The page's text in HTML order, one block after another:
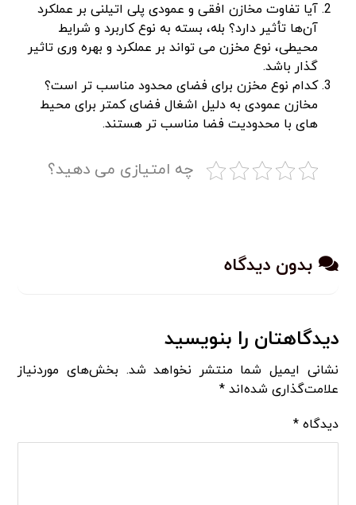
آیا تفاوت مخازن افقی و عمودی پلی اتیلنی بر عملکرد
آن‌ها تأثیر دارد؟ بله، بسته به نوع کاربرد و شرایط
محیطی، نوع مخزن می‌ تواند بر عملکرد و بهره‌ وری تاثیر
گذار باشد.
کدام نوع مخزن برای فضای محدود مناسب‌ تر است؟
مخازن عمودی به دلیل اشغال فضای کمتر برای محیط‌
های با محدودیت فضا مناسب‌ تر هستند.
چه امتیازی می دهید؟
بدون دیدگاه
دیدگاهتان را بنویسید
نشانی ایمیل شما منتشر نخواهد شد. بخش‌های موردنیاز
علامت‌گذاری شده‌اند*
دیدگاه*